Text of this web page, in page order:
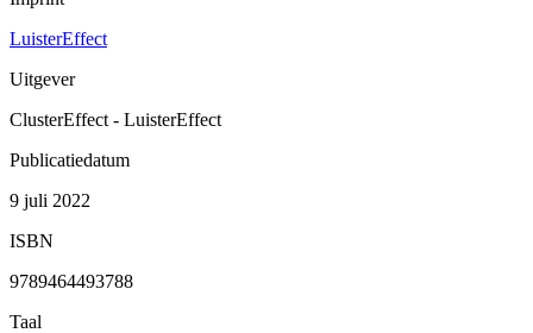
LuisterEffect
Uitgever
ClusterEffect - LuisterEffect
Publicatiedatum
9 juli 2022
ISBN
9789464493788
Taal